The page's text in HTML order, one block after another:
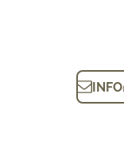
INFO